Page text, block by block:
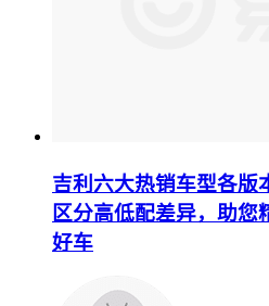
吉利六大热销车型各版
区分高低配差异，助您
好车